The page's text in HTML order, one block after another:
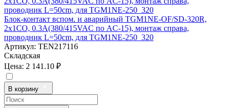
Блок-контакт вспом. и аварийный TGM1NE-OF/SD-320R,
2x1CO, 0.3А(380/415VAC по AC-15), монтаж справа,
проводник L=50cm, для TGM1NE-250_320
Артикул: TEN217116
Складская
Цена: 2 141.10 ₽
В корзину